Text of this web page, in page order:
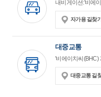
내비게이션:'비에
자가용 길찾
대중교통
'비에이치씨(BHC)
대중교통 길